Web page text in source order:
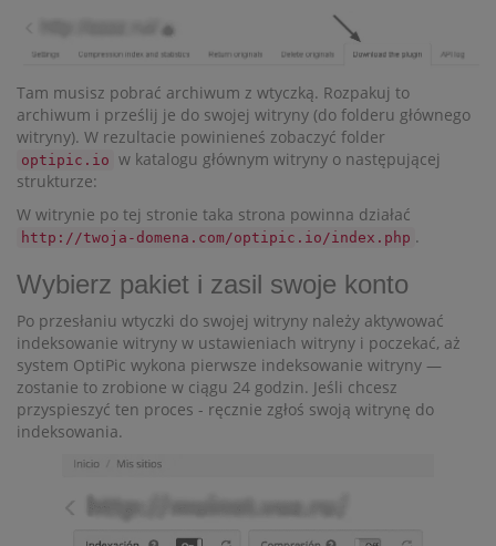
Tam musisz pobrać archiwum z wtyczką. Rozpakuj to
archiwum i prześlij je do swojej witryny (do folderu głównego
witryny). W rezultacie powinieneś zobaczyć folder
optipic.io w katalogu głównym witryny o następującej
strukturze:
W witrynie po tej stronie taka strona powinna działać
http://twoja-domena.com/optipic.io/index.php .
Wybierz pakiet i zasil swoje konto
Po przesłaniu wtyczki do swojej witryny należy aktywować
indeksowanie witryny w ustawieniach witryny i poczekać, aż
system OptiPic wykona pierwsze indeksowanie witryny —
zostanie to zrobione w ciągu 24 godzin. Jeśli chcesz
przyspieszyć ten proces - ręcznie zgłoś swoją witrynę do
indeksowania.